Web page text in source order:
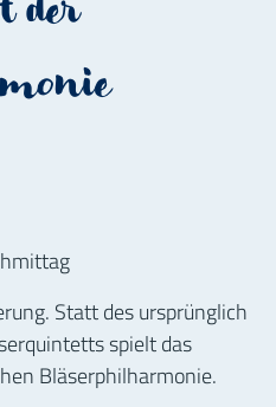
der
Statt des ursprünglich
spielt das
Bläserphilharmonie.